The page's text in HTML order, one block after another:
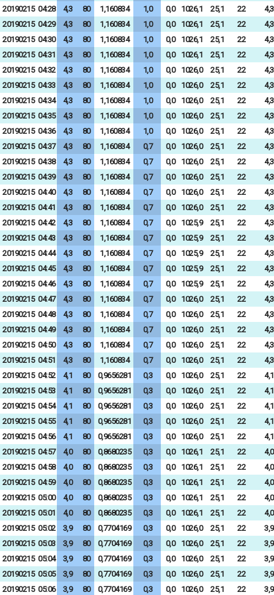
20190215 04:28 4,3 80 1,160834 1,0 0,0 1026,1 25,1 22
4,3
20190215 04:29 4,3 80 1,160834 1,0 0,0 1026,1 25,1 22
4,3
20190215 04:30 4,3 80 1,160834 1,0 0,0 1026,1 25,1 22
4,3
20190215 04:31 4,3 80 1,160834 1,0 0,0 1026,1 25,1 22
4,3
20190215 04:32 4,3 80 1,160834 1,0 0,0 1026,0 25,1 22
4,3
20190215 04:33 4,3 80 1,160834 1,0 0,0 1026,0 25,1 22
4,3
20190215 04:34 4,3 80 1,160834 1,0 0,0 1026,0 25,1 22
4,3
20190215 04:35 4,3 80 1,160834 1,0 0,0 1026,0 25,1 22
4,3
20190215 04:36 4,3 80 1,160834 1,0 0,0 1026,0 25,1 22
4,3
20190215 04:37 4,3 80 1,160834 0,7 0,0 1026,0 25,1 22
4,3
20190215 04:38 4,3 80 1,160834 0,7 0,0 1026,0 25,1 22
4,3
20190215 04:39 4,3 80 1,160834 0,7 0,0 1026,0 25,1 22
4,3
20190215 04:40 4,3 80 1,160834 0,7 0,0 1026,0 25,1 22
4,3
20190215 04:41 4,3 80 1,160834 0,7 0,0 1026,0 25,1 22
4,3
20190215 04:42 4,3 80 1,160834 0,7 0,0 1025,9 25,1 22
4,3
20190215 04:43 4,3 80 1,160834 0,7 0,0 1025,9 25,1 22
4,3
20190215 04:44 4,3 80 1,160834 0,7 0,0 1025,9 25,1 22
4,3
20190215 04:45 4,3 80 1,160834 0,7 0,0 1025,9 25,1 22
4,3
20190215 04:46 4,3 80 1,160834 0,7 0,0 1025,9 25,1 22
4,3
20190215 04:47 4,3 80 1,160834 0,7 0,0 1026,0 25,1 22
4,3
20190215 04:48 4,3 80 1,160834 0,7 0,0 1026,0 25,1 22
4,3
20190215 04:49 4,3 80 1,160834 0,7 0,0 1026,0 25,1 22
4,3
20190215 04:50 4,3 80 1,160834 0,7 0,0 1026,0 25,1 22
4,3
20190215 04:51 4,3 80 1,160834 0,7 0,0 1026,0 25,1 22
4,3
20190215 04:52 4,1 80 0,9656281 0,3 0,0 1026,0 25,1 22
4,1
20190215 04:53 4,1 80 0,9656281 0,3 0,0 1026,0 25,1 22
4,1
20190215 04:54 4,1 80 0,9656281 0,3 0,0 1026,0 25,1 22
4,1
20190215 04:55 4,1 80 0,9656281 0,3 0,0 1026,0 25,1 22
4,1
20190215 04:56 4,1 80 0,9656281 0,3 0,0 1026,0 25,1 22
4,1
20190215 04:57 4,0 80 0,8680235 0,3 0,0 1026,1 25,1 22
4,0
20190215 04:58 4,0 80 0,8680235 0,3 0,0 1026,1 25,1 22
4,0
20190215 04:59 4,0 80 0,8680235 0,3 0,0 1026,1 25,1 22
4,0
20190215 05:00 4,0 80 0,8680235 0,3 0,0 1026,1 25,1 22
4,0
20190215 05:01 4,0 80 0,8680235 0,3 0,0 1026,1 25,1 22
4,0
20190215 05:02 3,9 80 0,7704169 0,3 0,0 1026,0 25,1 22
3,9
20190215 05:03 3,9 80 0,7704169 0,3 0,0 1026,0 25,1 22
3,9
20190215 05:04 3,9 80 0,7704169 0,3 0,0 1026,0 25,1 22
3,9
20190215 05:05 3,9 80 0,7704169 0,3 0,0 1026,0 25,1 22
3,9
20190215 05:06 3,9 80 0,7704169 0,3 0,0 1026,0 25,1 22
3,9